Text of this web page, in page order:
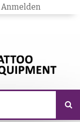
Anmelden